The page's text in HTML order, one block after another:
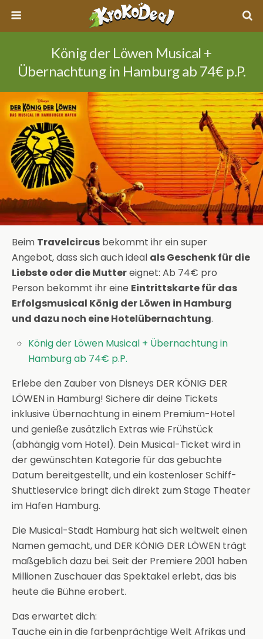
König der Löwen Musical +
Übernachtung in Hamburg ab 74€ p.P.
Beim Travelcircus bekommt ihr ein super
Angebot, dass sich auch ideal als Geschenk für die
Liebste oder die Muttereignet: Ab 74€ pro
Person bekommt ihr eine Eintrittskarte für das
Erfolgsmusical König der Löwen in Hamburg
und dazu noch eine Hotelübernachtung.
König der Löwen Musical + Übernachtung in
Hamburg ab 74€ p.P.
Erlebe den Zauber von Disneys DER KÖNIG DER
LÖWEN in Hamburg! Sichere dir deine Tickets
inklusive Übernachtung in einem Premium-Hotel
und genieße zusätzlich Extras wie Frühstück
(abhängig vom Hotel). Dein Musical-Ticket wird in
der gewünschten Kategorie für das gebuchte
Datum bereitgestellt, und ein kostenloser Schiff-
Shuttleservice bringt dich direkt zum Stage Theater
im Hafen Hamburg.
Die Musical-Stadt Hamburg hat sich weltweit einen
Namen gemacht, und DER KÖNIG DER LÖWEN trägt
maßgeblich dazu bei. Seit der Premiere 2001 haben
Millionen Zuschauer das Spektakel erlebt, das bis
heute die Bühne erobert.
Das erwartet dich:
Tauche ein in die farbenprächtige Welt Afrikas und